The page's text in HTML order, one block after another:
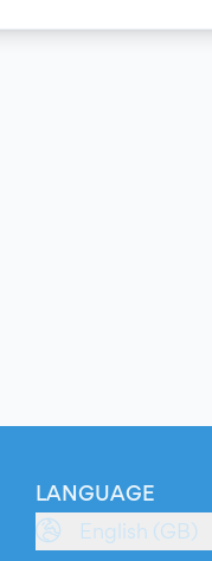
LANGUAGE
English (GB)